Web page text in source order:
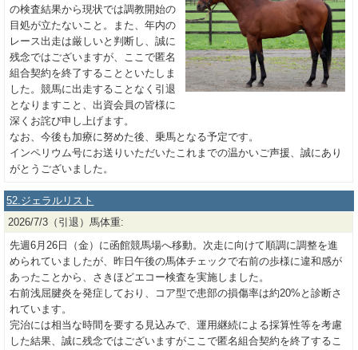
の検査結果から現状では調教開始の
目処が立たないこと。また、年内の
レース出走は厳しいと判断し、誠に
残念ではございますが、ここで匿名
組合契約を終了することといたしま
した。競馬に出走することなく引退
となりますこと、出資会員の皆様に
深くお詫び申し上げます。
なお、今後も加療に努めた後、乗馬となる予定です。
インペリウム号にお送りいただいたこれまでの温かいご声援、誠にあり
がとうございました。
52.ジェラルリスト
2026/7/3（引退）馬体重:
先週6月26日（金）に函館競馬場へ移動。次走に向けて順調に調整を進
められていましたが、昨日午後の馬体チェックで右前の歩様に違和感が
あったことから、さきほどエコー検査を実施しました。
右前浅屈腱炎を発症しており、コア型で患部の損傷率は約20%と診断さ
れています。
完治には相当な時間を要する見込みで、運用継続による採算性等を考慮
した結果、誠に残念ではございますがここで匿名組合契約を終了するこ